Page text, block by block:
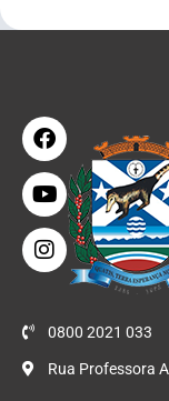
0800 2021 033
Rua Professora